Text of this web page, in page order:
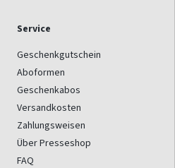
Service
Geschenkgutschein
Aboformen
Geschenkabos
Versandkosten
Zahlungsweisen
Über Presseshop
FAQ